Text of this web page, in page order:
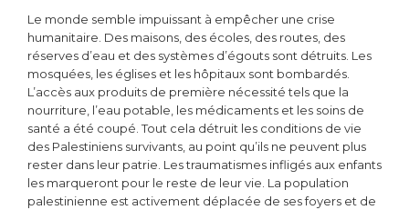
Le monde semble impuissant à empêcher une crise
humanitaire. Des maisons, des écoles, des routes, des
réserves d’eau et des systèmes d’égouts sont détruits. Les
mosquées, les églises et les hôpitaux sont bombardés.
L’accès aux produits de première nécessité tels que la
nourriture, l’eau potable, les médicaments et les soins de
santé a été coupé. Tout cela détruit les conditions de vie
des Palestiniens survivants, au point qu’ils ne peuvent plus
rester dans leur patrie. Les traumatismes infligés aux enfants
les marqueront pour le reste de leur vie. La population
palestinienne est activement déplacée de ses foyers et de